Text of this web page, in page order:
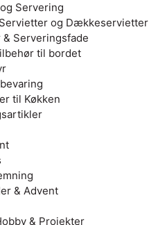
Servering
og Dækkeservietter
& Serveringsfade
til bordet
til Køkken
& Advent
& Projekter